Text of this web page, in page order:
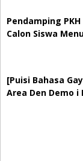
Pendamping
Calon Siswa
[Puisi Bahasa
Area Den Demo